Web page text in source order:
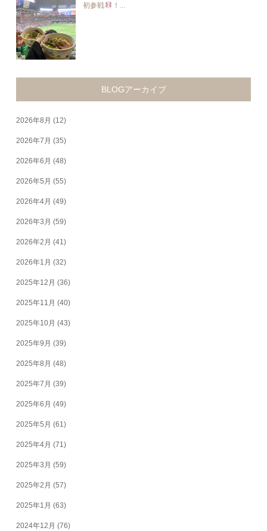
初参戦 ！...
BLOGアーカイブ
2026年8月 (12)
2026年7月 (35)
2026年6月 (48)
2026年5月 (55)
2026年4月 (49)
2026年3月 (59)
2026年2月 (41)
2026年1月 (32)
2025年12月 (36)
2025年11月 (40)
2025年10月 (43)
2025年9月 (39)
2025年8月 (48)
2025年7月 (39)
2025年6月 (49)
2025年5月 (61)
2025年4月 (71)
2025年3月 (59)
2025年2月 (57)
2025年1月 (63)
2024年12月 (76)